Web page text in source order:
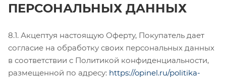
ПЕРСОНАЛЬНЫХ ДАННЫХ
8.1. Акцептуя настоящую Оферту, Покупатель дает
согласие на обработку своих персональных данных
в соответствии с Политикой конфиденциальности,
размещенной по адресу: https://opinel.ru/politika-